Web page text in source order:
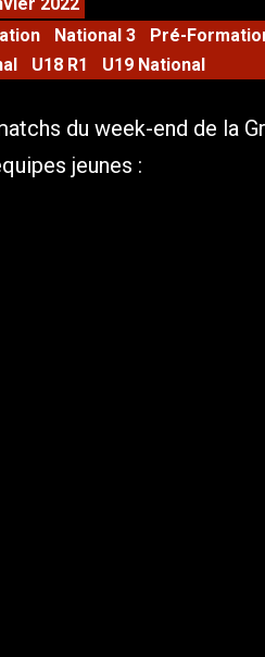
National 3 Pré-
U18 R1 U19 National
du week-end de la
jeunes :